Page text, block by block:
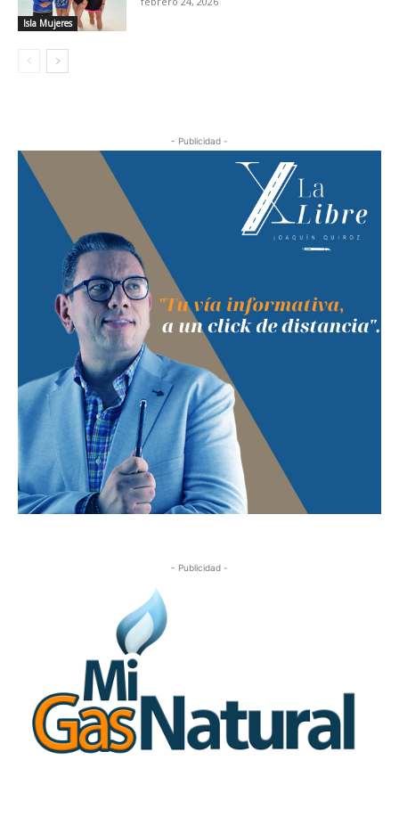
Isla Mujeres
- Publicidad -
- Publicidad -